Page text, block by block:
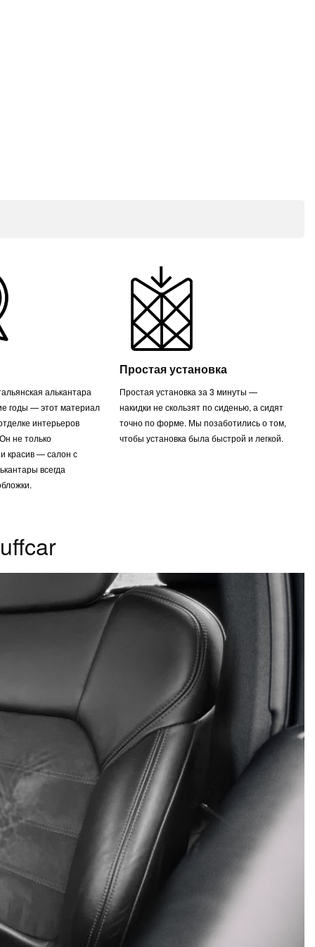
алькантара
годы — этот материал
интерьеров
не только
красив — салон с
всегда
Простая установка
Простая установка за 3 минуты —
накидки не скользят по сиденью, а сидят
точно по форме. Мы позаботились о том,
чтобы установка была быстрой и легкой.